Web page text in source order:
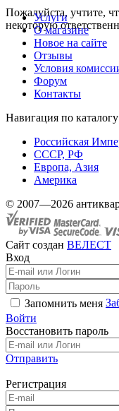
Пожалуйста, учтите,
некоторую
Услуги
О магазине
Новое на сайте
Отзывы
Условия
Форум
Контакты
Навигация по каталогу
Российская
СССР, РФ
Европа, Азия
Америка
© 2007—2026
Сайт создан ВЕЛЕСТ
Вход
Запомнить меня
Войти
Восстановить пароль
Отправить
Регистрация